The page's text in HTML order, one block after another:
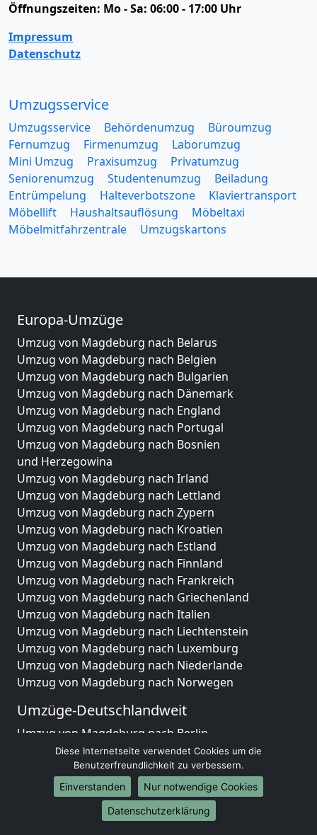
Öffnungszeiten: Mo - Sa: 06:00 - 17:00 Uhr
Impressum
Datenschutz
Umzugsservice
Umzugsservice Behördenumzug
Büroumzug
Fernumzug
Firmenumzug
Laborumzug
Mini Umzug
Praxisumzug
Privatumzug
Seniorenumzug
Studentenumzug
Beiladung
Entrümpelung
Halteverbotszone
Klaviertransport
Möbellift
Haushaltsauflösung
Möbeltaxi
Möbelmitfahrzentrale
Umzugskartons
Europa-Umzüge
Umzug von Magdeburg nach Belarus
Umzug von Magdeburg nach Belgien
Umzug von Magdeburg nach Bulgarien
Umzug von Magdeburg nach Dänemark
Umzug von Magdeburg nach England
Umzug von Magdeburg nach Portugal
Umzug von Magdeburg nach Bosnien
und Herzegowina
Umzug von Magdeburg nach Irland
Umzug von Magdeburg nach Lettland
Umzug von Magdeburg nach Zypern
Umzug von Magdeburg nach Kroatien
Umzug von Magdeburg nach Estland
Umzug von Magdeburg nach Finnland
Umzug von Magdeburg nach Frankreich
Umzug von Magdeburg nach Griechenland
Umzug von Magdeburg nach Italien
Umzug von Magdeburg nach Liechtenstein
Umzug von Magdeburg nach Luxemburg
Umzug von Magdeburg nach Niederlande
Umzug von Magdeburg nach Norwegen
Umzüge-Deutschlandweit
Umzug von Magdeburg nach Berlin
Umzug von Magdeburg nach Hamburg
Umzug von Magdeburg nach München
Umzug von Magdeburg nach Köln
Umzug von Magdeburg nach Frankfurt am Main
Umzug von Magdeburg nach Stuttgart
Diese Internetseite verwendet Cookies um die
Benutzerfreundlichkeit zu verbessern.
Einverstanden
Nur notwendige Cookies
Datenschutzerklärung